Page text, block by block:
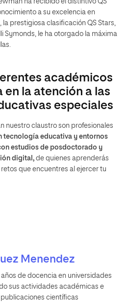
a su excelencia en
prestigiosa clasificación QS Stars,
Symonds, le ha otorgado la máxima
académicos
la atención a las
especiales
nuestro claustro son profesionales
tecnología educativa y entornos
estudios de posdoctorado y
digital, de quienes aprenderás
que encuentres al ejercer tu
Menendez
de docencia en universidades
sus actividades académicas e
científicas